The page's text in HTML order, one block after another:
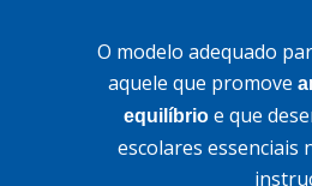
O modelo adequado
aquele que promove
equilíbrioe que
escolares essenciais